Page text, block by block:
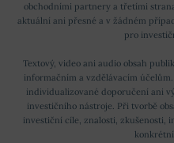
obchodními partnery a třetími
aktuální ani přesné a v žádném
pro
Textový, video ani audio obsah
informačním a vzdělávacím
individualizované doporučení ani
investičního nástroje. Při tvorbě
investiční cíle, znalosti, zkušenosti,